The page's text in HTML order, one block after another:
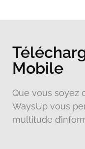
Mobile
Que vous soyez
WaysUp vous
multitude